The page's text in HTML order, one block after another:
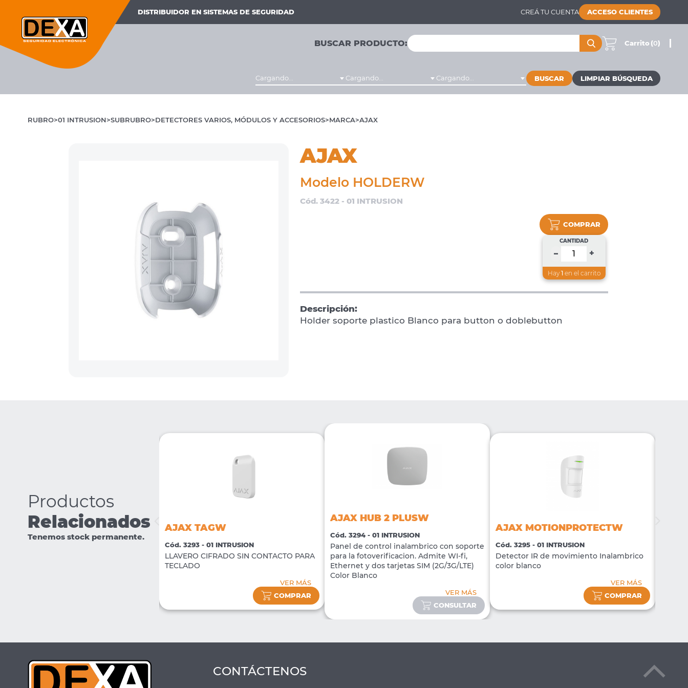
DISTRIBUIDOR EN SISTEMAS DE SEGURIDAD CREÁ TU CUENTA ACCESO CLIENTES
BUSCAR PRODUCTO: Carrito (0)
Cargando... Cargando... Cargando... BUSCAR
RUBRO 01 INTRUSION SUBRUBRO DETECTORES VARIOS, MÓDULOS Y ACCESORIOS MARCA AJAX
AJAX
Modelo HOLDERW
Cód. 3422 - 01 INTRUSION
COMPRAR
CANTIDAD
– +
Hay 1en el carrito
Descripción:
Holder soporte plastico Blanco para button o doblebutton
Productos
Relacionados
Tenemos stock permanente.
TRANSMITTER AJAX TAGW
Cód. 3293 - 01 INTRUSION
LLAVERO CIFRADO SIN CONTACTO PARA
TECLADO
VER MÁS
COMPRAR
AJAX HUB 2 PLUSW
Cód. 3294 - 01 INTRUSION
Panel de control inalambrico con soporte
para la fotoverificacion. Admite WI-fi,
Ethernet y dos tarjetas SIM (2G/3G/LTE)
Color Blanco
VER MÁS
CONSULTAR
AJAX MOTIONPROTECTW
Cód. 3295 - 01 INTRUSION
Detector IR de movimiento Inalambrico
color blanco
VER MÁS
COMPRAR
CONTÁCTENOS